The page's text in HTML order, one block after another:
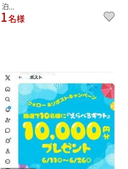
泊...
1名様